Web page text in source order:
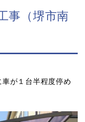
事（堺市南
が１台半程度停め